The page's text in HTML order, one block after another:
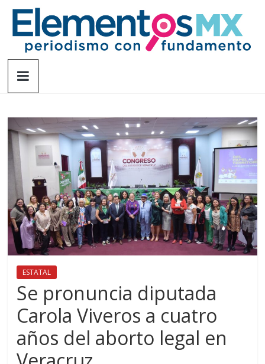
Saltar
contenido
Elementosmx
fundamento
ESTATAL
Se pronuncia diputada
Carola Viveros a cuatro
años del aborto legal en